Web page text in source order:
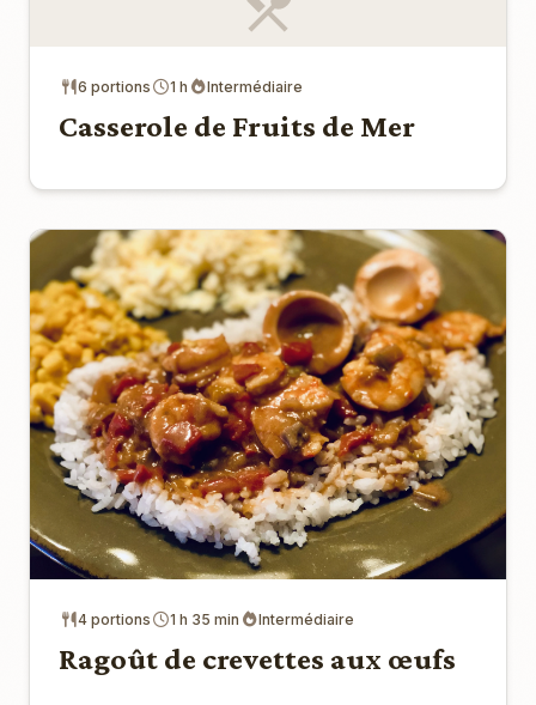
6 portions 1 h Intermédiaire
Casserole de Fruits de Mer
4 portions 1 h 35 min Intermédiaire
Ragoût de crevettes aux œufs